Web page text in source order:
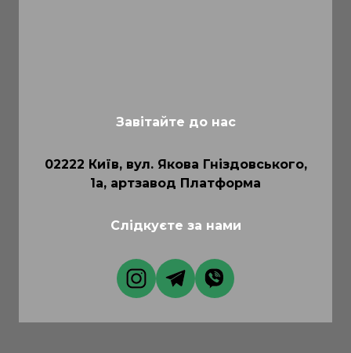
Завітайте до нас
02222 Київ, вул. Якова Гніздовського,
1а, артзавод Платформа
Слідкуєте за нами